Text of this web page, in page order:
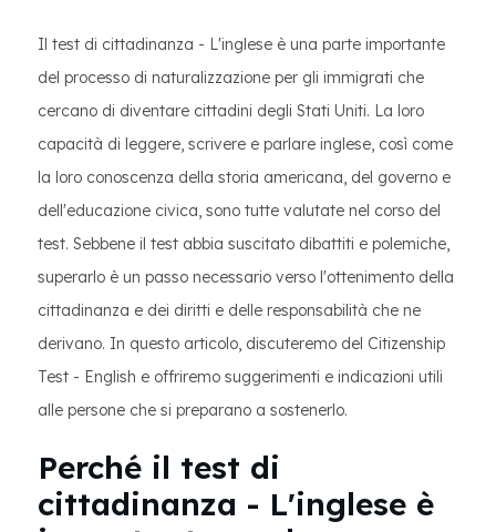
Il test di cittadinanza - L'inglese è una parte importante
del processo di naturalizzazione per gli immigrati che
cercano di diventare cittadini degli Stati Uniti. La loro
capacità di leggere, scrivere e parlare inglese, così come
la loro conoscenza della storia americana, del governo e
dell'educazione civica, sono tutte valutate nel corso del
test. Sebbene il test abbia suscitato dibattiti e polemiche,
superarlo è un passo necessario verso l'ottenimento della
cittadinanza e dei diritti e delle responsabilità che ne
derivano. In questo articolo, discuteremo del Citizenship
Test - English e offriremo suggerimenti e indicazioni utili
alle persone che si preparano a sostenerlo.
Perché il test di
cittadinanza - L'inglese è